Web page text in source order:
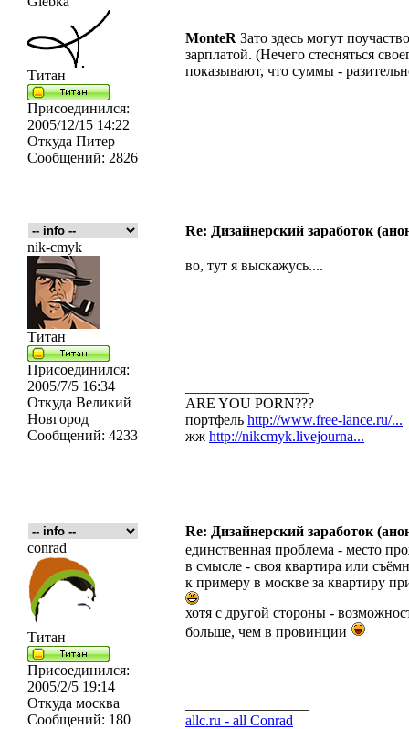
Титан
Присоединился:
2005/12/15 14:22
Откуда Питер
Сообщений: 2826
MonteR Зато здесь могут
зарплатой. (Нечего стесняться
показывают, что суммы -
Re: Дизайнерский заработок
nik-cmyk
Титан
Присоединился:
2005/7/5 16:34
Откуда Великий
Новгород
Сообщений: 4233
во, тут я выскажусь....
ARE YOU PORN???
портфель http://www.free-lance.ru/...
жж http://nikcmyk.livejourna...
Re: Дизайнерский заработок
conrad
Титан
Присоединился:
2005/2/5 19:14
Откуда москва
Сообщений: 180
единственная проблема - место
в смысле - своя квартира или
к примеру в москве за квартиру
хотя с другой стороны -
больше, чем в провинции
allc.ru - all Conrad